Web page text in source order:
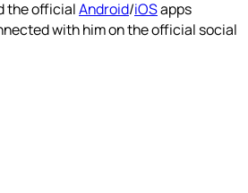
the officialAndroid/iOSapps
with him on the official social